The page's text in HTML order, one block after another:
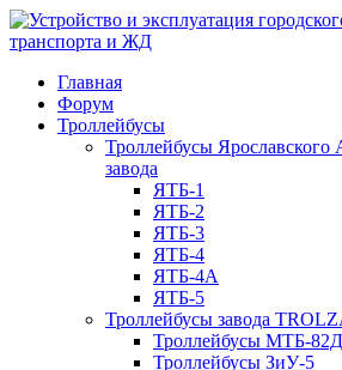
Главная
Форум
Троллейбусы
Троллейбусы Ярославского
завода
ЯТБ-1
ЯТБ-2
ЯТБ-3
ЯТБ-4
ЯТБ-4А
ЯТБ-5
Троллейбусы завода
Троллейбусы МТБ-82Д
Троллейбусы ЗиУ-5